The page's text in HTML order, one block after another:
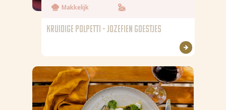
Makkelijk
KRUIDIGE POLPETTI - JOZEFIEN GOESTJES